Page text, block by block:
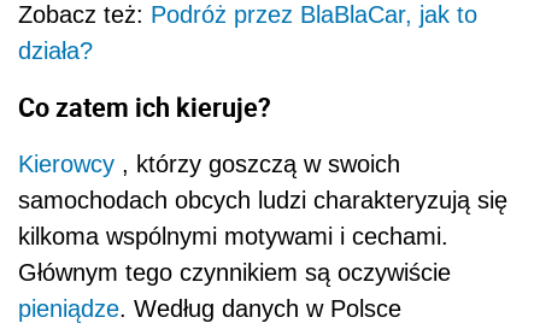
Zobacz też: Podróż przez BlaBlaCar, jak to
działa?
Co zatem ich kieruje?
Kierowcy , którzy goszczą w swoich
samochodach obcych ludzi charakteryzują się
kilkoma wspólnymi motywami i cechami.
Głównym tego czynnikiem są oczywiście
pieniądze. Według danych w Polsce